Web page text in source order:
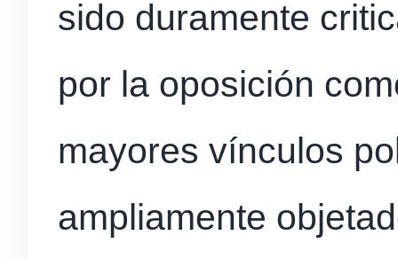
sido duramente
por la oposición
mayores vínculos
ampliamente